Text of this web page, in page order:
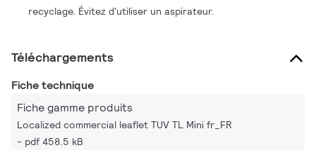
recyclage. Évitez d'utiliser un aspirateur.
Téléchargements
Fiche technique
Fiche gamme produits
Localized commercial leaflet TUV TL Mini fr_FR
pdf 458.5 kB